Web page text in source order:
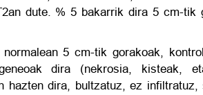
dute. % 5 bakarrik dira 5 cm-tik
5 cm-tik gorakoak,
dira (nekrosia, kisteak,
hazten dira, bultzatuz, ez